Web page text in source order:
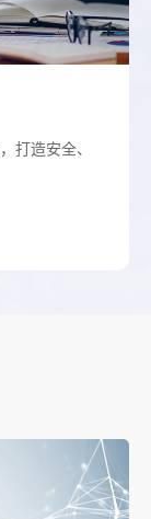
打造安全、